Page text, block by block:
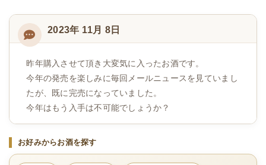
2023年 11月 8日
昨年購入させて頂き大変気に入ったお酒です。
今年の発売を楽しみに毎回メールニュースを見ていまし
たが、既に完売になっていました。
今年はもう入手は不可能でしょうか？
お好みからお酒を探す